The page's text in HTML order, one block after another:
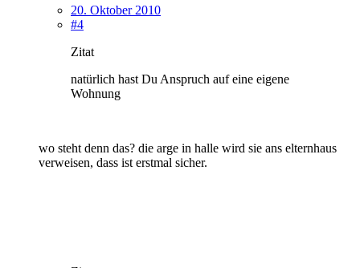
20. Oktober 2010
#4
Zitat
natürlich hast Du Anspruch auf eine eigene
Wohnung
wo steht denn das? die arge in halle wird sie ans elternhaus
verweisen, dass ist erstmal sicher.